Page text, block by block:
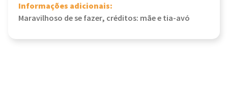
Informações adicionais:
Maravilhoso de se fazer, créditos: mãe e tia-avó